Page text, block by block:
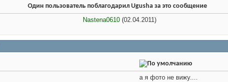
Один пользователь поблагодарил Ugusha за это сообщение
Nastena0610 (02.04.2011)
а я фото не вижу....